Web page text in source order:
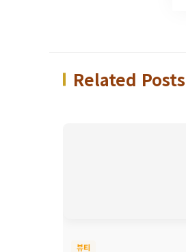
Related Posts
뷰티